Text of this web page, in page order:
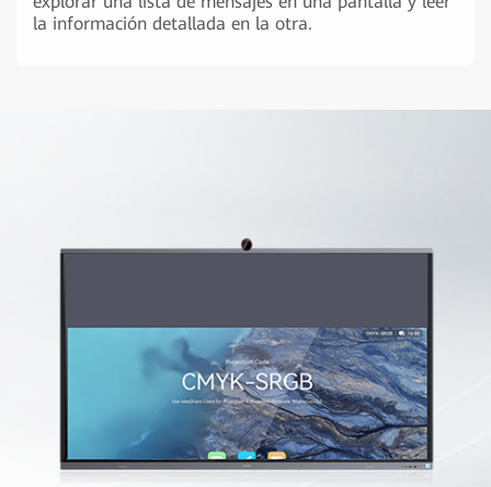
la información detallada en la otra.